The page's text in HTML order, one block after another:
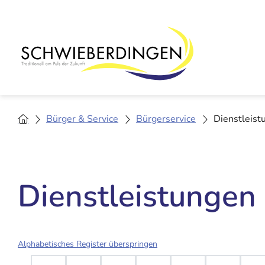
Bürger & Service Bürgerservice
Dienstleistungen
Alphabetisches Register überspringen